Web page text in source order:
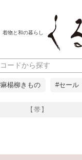
着物と和の暮らし
【帯】
楊柳きもの #セール